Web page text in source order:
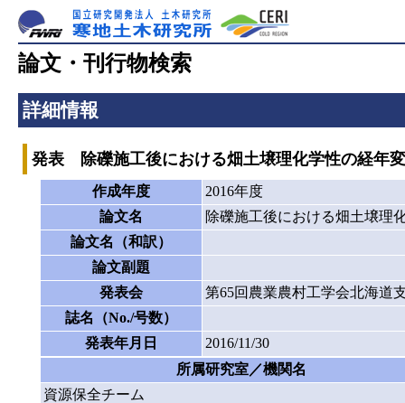
論文・刊行物検索
詳細情報
発表 除礫施工後における畑土壌理化学性の経年
作成年度
2016年度
論文名
除礫施工後における畑土壌理
論文名（和訳）
論文副題
発表会
第65回農業農村工学会北海道
誌名（No./号数）
発表年月日
2016/11/30
所属研究室／機関名
資源保全チーム